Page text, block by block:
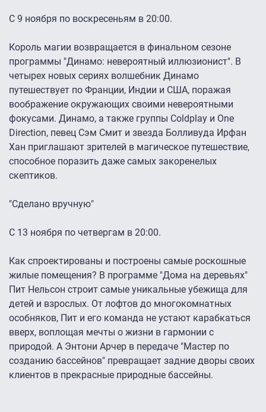
С 9 ноября по воскресеньям в 20:00.
Король магии возвращается в финальном сезоне
программы "Динамо: невероятный иллюзионист". В
четырех новых сериях волшебник Динамо
путешествует по Франции, Индии и США, поражая
воображение окружающих своими невероятными
фокусами. Динамо, а также группы Coldplay и One
Direction, певец Сэм Смит и звезда Болливуда Ирфан
Хан приглашают зрителей в магическое путешествие,
способное поразить даже самых закоренелых
скептиков.
"Сделано вручную"
С 13 ноября по четвергам в 20:00.
Как спроектированы и построены самые роскошные
жилые помещения? В программе "Дома на деревьях"
Пит Нельсон строит самые уникальные убежища для
детей и взрослых. От лофтов до многокомнатных
особняков, Пит и его команда не устают карабкаться
вверх, воплощая мечты о жизни в гармонии с
природой. А Энтони Арчер в передаче "Мастер по
созданию бассейнов" превращает задние дворы своих
клиентов в прекрасные природные бассейны.